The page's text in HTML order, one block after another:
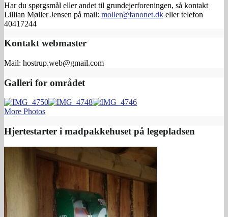
Har du spørgsmål eller andet til grundejerforeningen, så kontakt
Lillian Møller Jensen på mail: moller@fanonet.dk eller telefon
40417244
Kontakt webmaster
Mail: hostrup.web@gmail.com
Galleri for området
More Photos
Hjertestarter i madpakkehuset på legepladsen